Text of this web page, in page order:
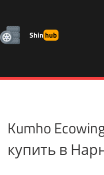
Shinhub
Kumho
купить в